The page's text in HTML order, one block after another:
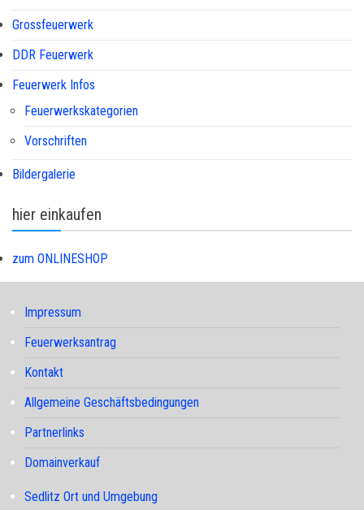
Grossfeuerwerk
DDR Feuerwerk
Feuerwerk Infos
Feuerwerkskategorien
Vorschriften
Bildergalerie
hier einkaufen
zum ONLINESHOP
Impressum
Feuerwerksantrag
Kontakt
Allgemeine Geschäftsbedingungen
Partnerlinks
Domainverkauf
Sedlitz Ort und Umgebung